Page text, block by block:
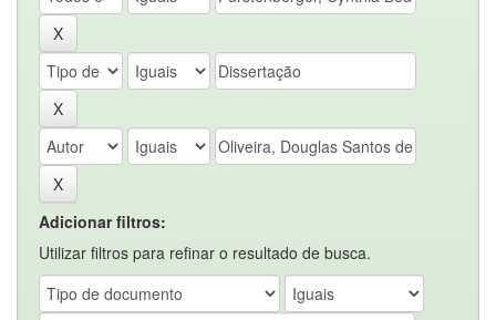
Adicionar filtros:
Utilizar filtros para refinar o resultado de busca.